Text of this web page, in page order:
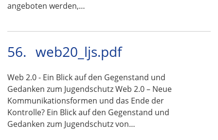
angeboten werden,…
56. web20_ljs.pdf
Web 2.0 - Ein Blick auf den Gegenstand und
Gedanken zum Jugendschutz Web 2.0 – Neue
Kommunikationsformen und das Ende der
Kontrolle? Ein Blick auf den Gegenstand und
Gedanken zum Jugendschutz von…